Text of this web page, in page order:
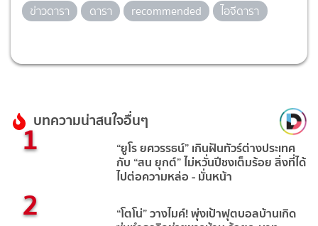
ข่าวดารา
ดารา recommended ไอจีดารา
บทความน่าสนใจอื่นๆ
1 “ยูโร ยศวรรธน์” เกินฝันทัวร์ต่างประเทศ
กับ “สน ยุกต์” ไม่หวั่นปีชงเต็มร้อย สิ่งที่ได้
ไปต่อความหล่อ - มั่นหน้า
2 “โตโน่” วางไมค์! พุ่งเป้าฟุตบอลบ้านเกิด